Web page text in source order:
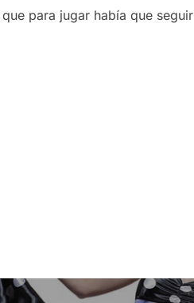
para jugar había que seguir